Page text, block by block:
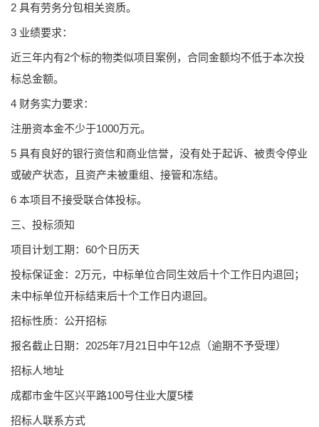
2 具有劳务分包相关资质。
3 业绩要求：
近三年内有2个标的物类似项目案例，合同金额均不低于本次投
标总金额。
4 财务实力要求：
注册资本金不少于1000万元。
5 具有良好的银行资信和商业信誉，没有处于起诉、被责令停业
或破产状态，且资产未被重组、接管和冻结。
6 本项目不接受联合体投标。
三、 投标须知
项目计划工期：60个日历天
投标保证金：2万元，中标单位合同生效后十个工作日内退回；
未中标单位开标结束后十个工作日内退回。
招标性质：公开招标
报名截止日期：2025年7月21日中午12点（逾期不予受理）
招标人地址
成都市金牛区兴平路100号住业大厦5楼
招标人联系方式